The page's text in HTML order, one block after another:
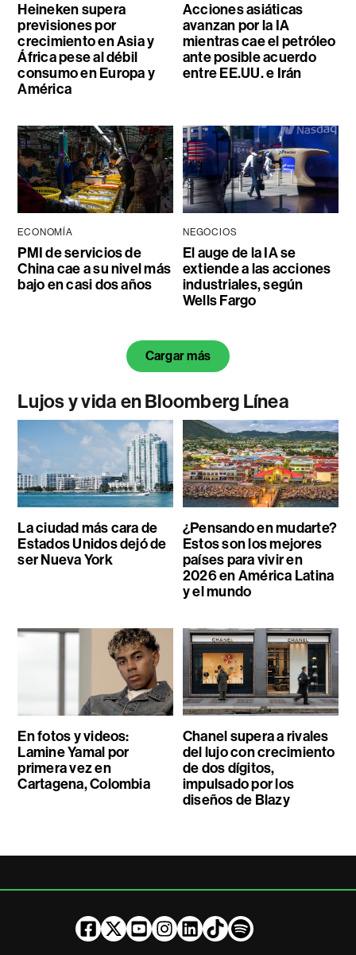
Heineken supera
previsiones por
crecimiento en Asia y
África pese al débil
consumo en Europa y
América
Acciones asiáticas
avanzan por la IA
mientras cae el petróleo
ante posible acuerdo
entre EE.UU. e Irán
ECONOMÍA
PMI de servicios de
China cae a su nivel más
bajo en casi dos años
NEGOCIOS
El auge de la IA se
extiende a las acciones
industriales, según
Wells Fargo
Cargar más
Lujos y vida en Bloomberg Línea
La ciudad más cara de
Estados Unidos dejó de
ser Nueva York
¿Pensando en mudarte?
Estos son los mejores
países para vivir en
2026 en América Latina
y el mundo
En fotos y videos:
Lamine Yamal por
primera vez en
Cartagena, Colombia
Chanel supera a rivales
del lujo con crecimiento
de dos dígitos,
impulsado por los
diseños de Blazy